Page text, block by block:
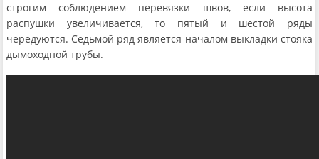
строгим соблюдением перевязки швов, если высота
распушки увеличивается, то пятый и шестой ряды
чередуются. Седьмой ряд является началом выкладки стояка
дымоходной трубы.